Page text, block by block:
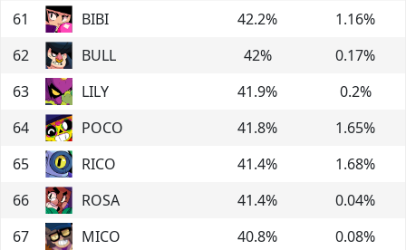
61
BIBI 42.2% 1.16%
62
BULL 42% 0.17%
63
LILY 41.9% 0.2%
64
POCO 41.8% 1.65%
65
RICO 41.4% 1.68%
66
ROSA 41.4% 0.04%
67
MICO 40.8% 0.08%